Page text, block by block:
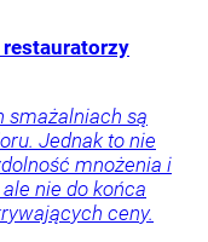
restauratorzy
smażalniach są
Jednak to nie
mnożenia i
nie do końca
ceny.